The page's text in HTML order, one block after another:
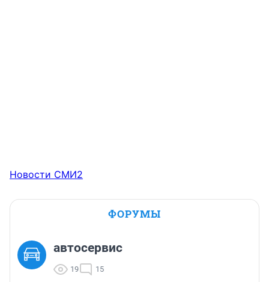
Новости СМИ2
ФОРУМЫ
автосервис
19 15